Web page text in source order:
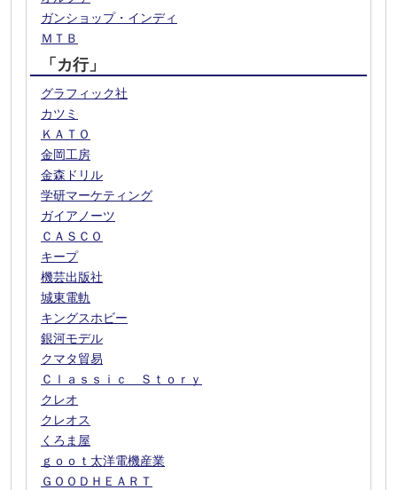
ガンショップ・インディ
ＭＴＢ
「カ行」
グラフィック社
カツミ
ＫＡＴＯ
金岡工房
金森ドリル
学研マーケティング
ガイアノーツ
ＣＡＳＣＯ
キープ
機芸出版社
城東電軌
キングスホビー
銀河モデル
クマタ貿易
Ｃｌａｓｓｉｃ Ｓｔｏｒｙ
クレオ
クレオス
くろま屋
ｇｏｏｔ太洋電機産業
ＧＯＯＤＨＥＡＲＴ